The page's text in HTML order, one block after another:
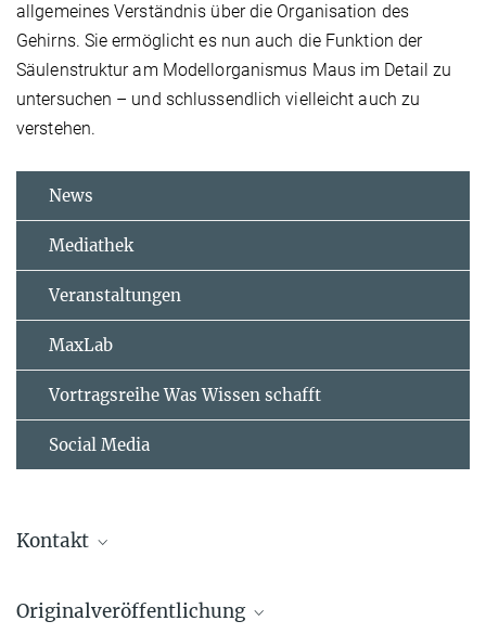
allgemeines Verständnis über die Organisation des
Gehirns. Sie ermöglicht es nun auch die Funktion der
Säulenstruktur am Modellorganismus Maus im Detail zu
untersuchen – und schlussendlich vielleicht auch zu
verstehen.
News
Mediathek
Veranstaltungen
MaxLab
Vortragsreihe Was Wissen schafft
Social Media
Kontakt
Forschungsgruppenleiter
Originalveröffentlichung